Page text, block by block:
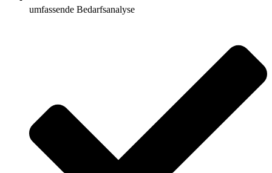
umfassende Bedarfsanalyse